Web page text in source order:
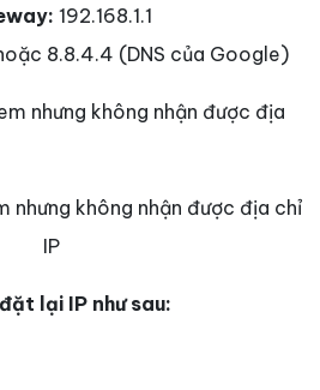
192.168.1.1
8.8.4.4 (DNS của Google)
nhưng không nhận được địa chỉ
IP
lại IP như sau: